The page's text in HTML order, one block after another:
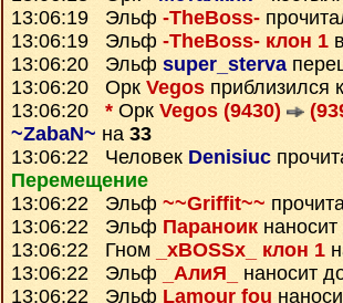
13:06:19 Эльф -TheBoss-
13:06:19 Эльф -TheBoss- клон 1
13:06:20 Эльф super_sterva
13:06:20 Орк Vegos приблизился
13:06:20 * Орк Vegos (9430)
~ZabaN~ на 33
13:06:22 Человек Denisiuc
Перемещение
13:06:22 Эльф ~~Griffit~~
13:06:22 Эльф Параноик
13:06:22 Гном
_xBOSSx_ клон 1
13:06:22 Эльф
_АлиЯ_
наносит
13:06:22 Эльф Lamour fou